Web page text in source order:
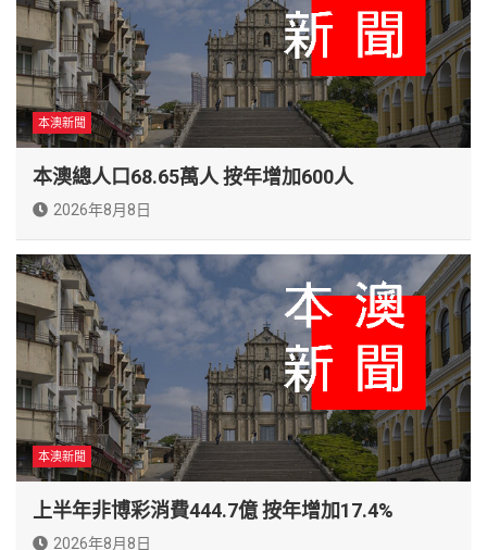
本澳新聞
本澳總人口68.65萬人 按年增加600人
2026年8月8日
本澳新聞
上半年非博彩消費444.7億 按年增加17.4%
2026年8月8日